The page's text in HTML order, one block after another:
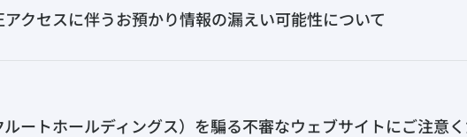
クセスに伴うお預かり情報の漏えい可能性について
ートホールディングス）を騙る不審なウェブサイトにご注意